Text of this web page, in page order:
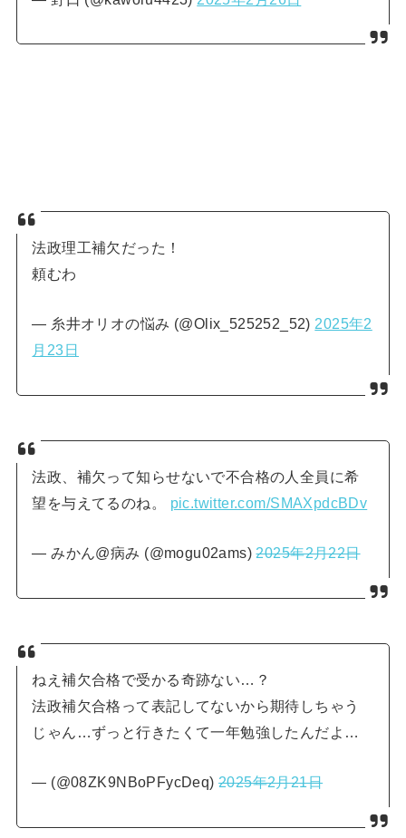
法政理工補欠だった！
頼むわ
— 糸井オリオの悩み (@Olix_525252_52) 2025年2
月23日
法政、補欠って知らせないで不合格の人全員に希
望を与えてるのね。 pic.twitter.com/SMAXpdcBDv
— みかん@病み (@mogu02ams)2025年2月22日
ねえ補欠合格で受かる奇跡ない…？
法政補欠合格って表記してないから期待しちゃう
じゃん…ずっと行きたくて一年勉強したんだよ…
— (@08ZK9NBoPFycDeq)2025年2月21日